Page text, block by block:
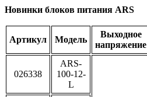
Новинки блоков питания ARS
Артикул Модель
Выходное
напряжение
026338
ARS-
100-12-
L